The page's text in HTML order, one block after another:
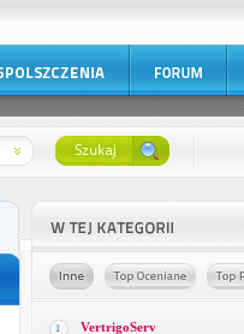
1 VertrigoServ